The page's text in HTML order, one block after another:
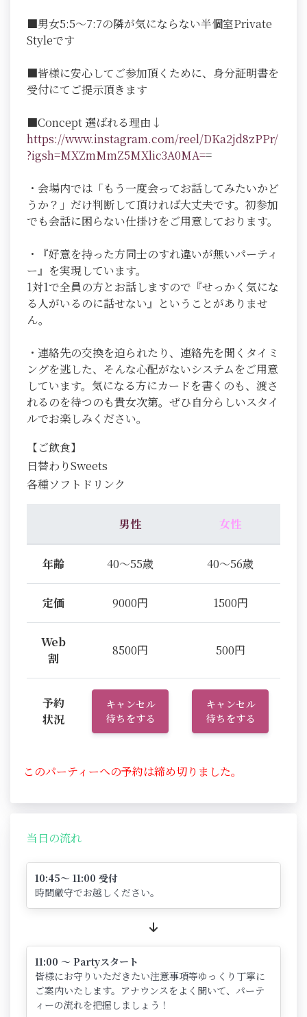
■男女5:5～7:7の隣が気にならない半個室Private
Styleです
■皆様に安心してご参加頂くために、身分証明書を
受付にてご提示頂きます
■Concept 選ばれる理由↓
https://www.instagram.com/reel/DKa2jd8zPPr/
?igsh=MXZmMmZ5MXlic3A0MA==
・会場内では「もう一度会ってお話してみたいかど
うか？」だけ判断して頂ければ大丈夫です。初参加
でも会話に困らない仕掛けをご用意しております。
・『好意を持った方同士のすれ違いが無いパーティ
ー』を実現しています。
1対1で全員の方とお話しますので『せっかく気にな
る人がいるのに話せない』ということがありませ
ん。
・連絡先の交換を迫られたり、連絡先を聞くタイミ
ングを逃した、そんな心配がないシステムをご用意
しています。気になる方にカードを書くのも、渡さ
れるのを待つのも貴女次第。ぜひ自分らしいスタイ
ルでお楽しみください。
【ご飲食】
日替わりSweets
各種ソフトドリンク
男性 女性
年齢 40～55歳 40～56歳
定価 9000円 1500円
Web
割
8500円 500円
予約
状況
キャンセル
待ちをする
キャンセル
待ちをする
このパーティーへの予約は締め切りました。
当日の流れ
10:45～ 11:00 受付
時間厳守でお越しください。
11:00 ～ Partyスタート
皆様にお守りいただきたい注意事項等ゆっくり丁寧に
ご案内いたします。アナウンスをよく聞いて、パーテ
ィーの流れを把握しましょう！